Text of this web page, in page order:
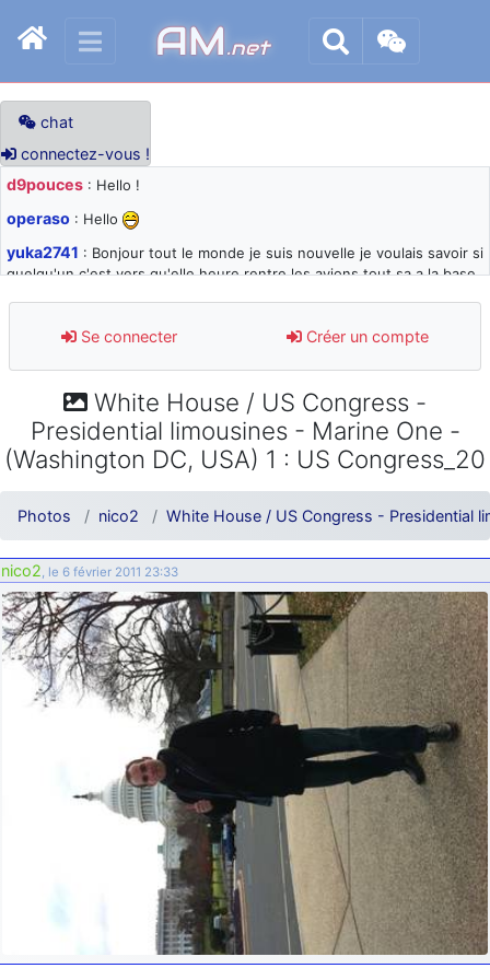
AM.net
chat
connectez-vous !
d9pouces : Hello !
operaso : Hello
yuka2741 : Bonjour tout le monde je suis nouvelle je voulais savoir si
quelqu'un c'est vers qu'elle heure rentre les avions tout sa a la base
d9pouces: désolé pour les quelques blocages du site ces derniers
jours : je teste des méthodes contre le spam et les bots trop nocifs
paxwax: Super, la nouvelle bannière
d9pouces: je suis un avion@,._,+ > lesquels ? je ne suis pas sûr de
comprendre
bien sûr que oui !
je suis un avion@,._,+: Bonjour je viens d'arriver il y a quelques
moi et quelques avions n'ont pas les mêmes noms qu'aujourd'hui
ouakamois: Bonjourà toutes et à tous.en espérantque ces
quelques images du Pays Basque vous auront plu ; Agur…
d9pouces: Je me rattraperai à la Ferté samedi
d9pouces : Malheureusement non un peu trop loin pour moi !
: Bonjour, certains parmis vous étaient-ils présent au
meeting de Lann Bihoué de 2026 ?
cachée dans les pins: Coucou et excellente année 2026 à tous et
: Bonne année et tous mes meilleurs voeux à tous pour
: je vous souhaite un bon réveillon pour cette nouvelle
: Merci D9pouces, à mon tour de souhaiter un Joyeux Noël
Se connecter Créer un compte
White House / US Congress -
Presidential limousines - Marine One -
(Washington DC, USA) 1 : US Congress_20
Photos nico2 White House / US Congress - Presidential
nico2, le 6 février 2011 23:33